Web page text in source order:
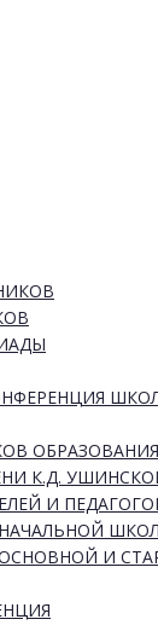
ОБРАЗОВАНИЯ
К.Д.
И
ОСНОВНОЙ И